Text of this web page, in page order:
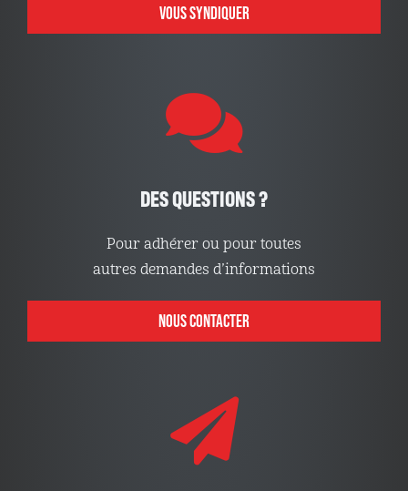
VOUS SYNDIQUER
DES QUESTIONS ?
Pour adhérer ou pour toutes
autres demandes d’informations
NOUS CONTACTER